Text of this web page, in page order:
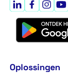
Oplossingen